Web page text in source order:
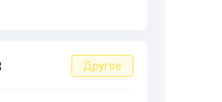
Другое